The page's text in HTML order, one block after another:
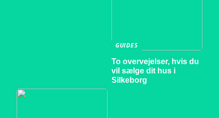
GUIDES
To overvejelser, hvis du
vil sælge dit hus i
Silkeborg